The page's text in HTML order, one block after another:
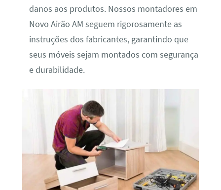
danos aos produtos. Nossos montadores em
Novo Airão AM seguem rigorosamente as
instruções dos fabricantes, garantindo que
seus móveis sejam montados com segurança
e durabilidade.